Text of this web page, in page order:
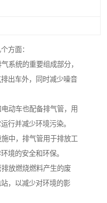
方面：
系统的重要组成部分，
出车外，同时减少噪音
动车也配备排气管，用
行并减少环境污染。
中，排气管用于排放工
境的安全和环保。
放燃烧燃料产生的废
，以减少对环境的影